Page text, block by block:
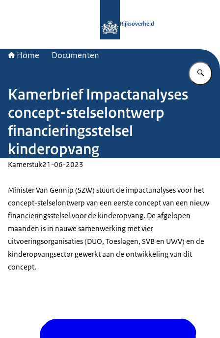
Rijksoverheid
Home Documenten
Kamerbrief Impactanalyses
concept-stelselontwerp
financieringsstelsel
kinderopvang
Kamerstuk21-06-2023
Minister Van Gennip (SZW) stuurt de impactanalyses voor het
concept-stelselontwerp van een eerste concept van een nieuw
financieringsstelsel voor de kinderopvang. De afgelopen
maanden is in nauwe samenwerking met vier
uitvoeringsorganisaties (DUO, Toeslagen, SVB en UWV) en de
kinderopvangsector gewerkt aan de ontwikkeling van dit
concept.